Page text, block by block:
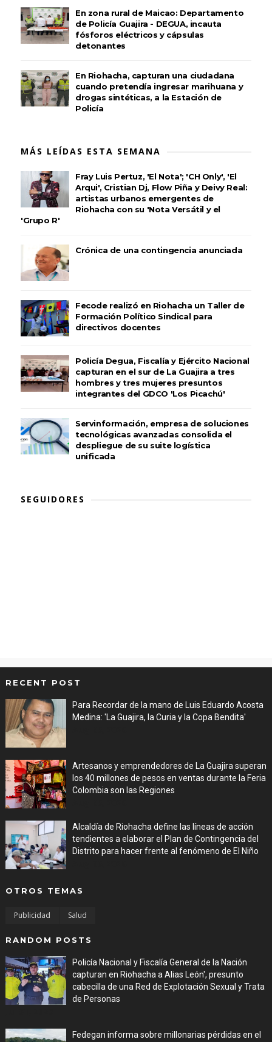
En zona rural de Maicao: Departamento
de Policía Guajira - DEGUA, incauta
fósforos eléctricos y cápsulas
detonantes
En Riohacha, capturan una ciudadana
cuando pretendía ingresar marihuana y
drogas sintéticas, a la Estación de
Policía
MÁS LEÍDAS ESTA SEMANA
Fray Luis Pertuz, 'El Nota'; 'CH Only', 'El
Arqui', Cristian Dj, Flow Piña y Deivy Real:
artistas urbanos emergentes de
Riohacha con su 'Nota Versátil y el
'Grupo R'
Crónica de una contingencia anunciada
Fecode realizó en Riohacha un Taller de
Formación Político Sindical para
directivos docentes
Policía Degua, Fiscalía y Ejército Nacional
capturan en el sur de La Guajira a tres
hombres y tres mujeres presuntos
integrantes del GDCO 'Los Picachú'
Servinformación, empresa de soluciones
tecnológicas avanzadas consolida el
despliegue de su suite logística
unificada
SEGUIDORES
RECENT POST
Para Recordar de la mano de Luis Eduardo Acosta
Medina: 'La Guajira, la Curia y la Copa Bendita'
Artesanos y emprendedores de La Guajira superan
los 40 millones de pesos en ventas durante la Feria
Colombia son las Regiones
Alcaldía de Riohacha define las líneas de acción
tendientes a elaborar el Plan de Contingencia del
Distrito para hacer frente al fenómeno de El Niño
OTROS TEMAS
Publicidad Salud
RANDOM POSTS
Policía Nacional y Fiscalía General de la Nación
capturan en Riohacha a Alias León', presunto
cabecilla de una Red de Explotación Sexual y Trata
de Personas
Fedegan informa sobre millonarias pérdidas en el